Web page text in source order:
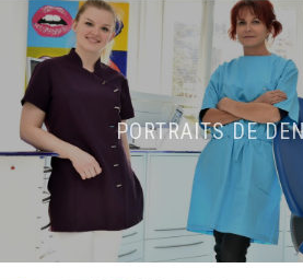
PORTRAITS DE